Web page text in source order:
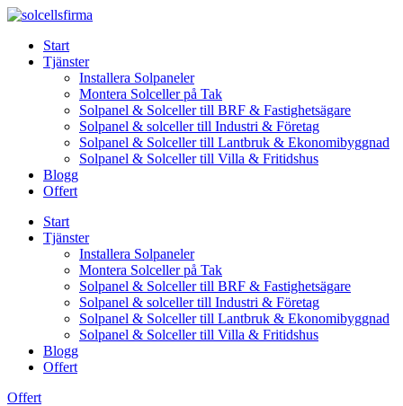
Skip
contentStart
Tjänster
Installera Solpaneler
Montera Solceller på Tak
Solpanel & Solceller till BRF & Fastighetsägare
Solpanel & solceller till Industri & Företag
Solpanel & Solceller till Lantbruk & Ekonomibyggnad
Solpanel & Solceller till Villa & Fritidshus
Blogg
Offert
Start
Tjänster
Installera Solpaneler
Montera Solceller på Tak
Solpanel & Solceller till BRF & Fastighetsägare
Solpanel & solceller till Industri & Företag
Solpanel & Solceller till Lantbruk & Ekonomibyggnad
Solpanel & Solceller till Villa & Fritidshus
Blogg
Offert
Offert